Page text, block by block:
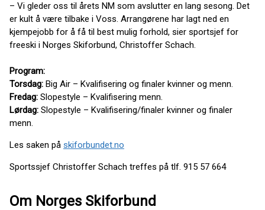
– Vi gleder oss til årets NM som avslutter en lang sesong. Det
er kult å være tilbake i Voss. Arrangørene har lagt ned en
kjempejobb for å få til best mulig forhold, sier sportsjef for
freeski i Norges Skiforbund, Christoffer Schach.
Program:
Torsdag: Big Air – Kvalifisering og finaler kvinner og menn.
Fredag: Slopestyle – Kvalifisering menn.
Lørdag: Slopestyle – Kvalifisering/finaler kvinner og finaler
menn.
Les saken på skiforbundet.no
Sportssjef Christoffer Schach treffes på tlf. 915 57 664
Om Norges Skiforbund